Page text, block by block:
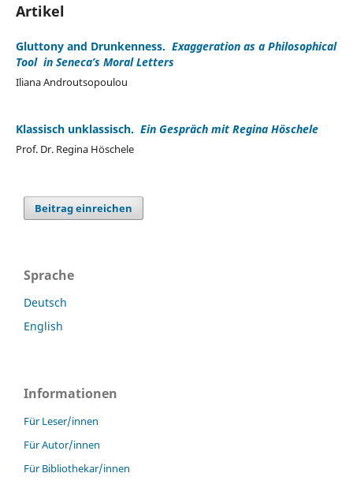
Artikel
Gluttony and Drunkenness. Exaggeration as a Philosophical
Tool in Seneca’s Moral Letters
Iliana Androutsopoulou
Klassisch unklassisch. Ein Gespräch mit Regina Höschele
Prof. Dr. Regina Höschele
Beitrag einreichen
Sprache
Deutsch
English
Informationen
Für Leser/innen
Für Autor/innen
Für Bibliothekar/innen